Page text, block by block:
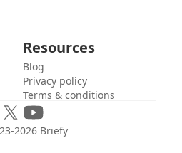
Resources
Blog
Privacy policy
Terms & conditions
2026 Briefy